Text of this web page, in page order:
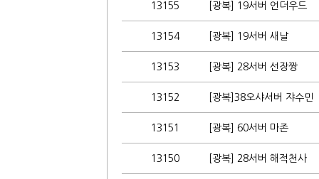
13155 [광복] 19서버 언더우드
13154 [광복] 19서버 새날
13153 [광복] 28서버 선장짱
13152 [광복]38오샤서버 쟈수민
13151 [광복] 60서버 마존
13150 [광복] 28서버 해적천사